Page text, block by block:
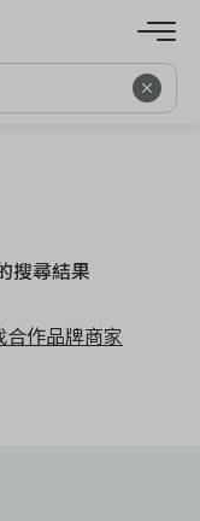
搜尋結果
合作品牌商家